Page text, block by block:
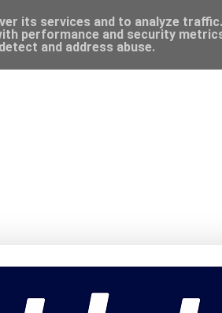
its services and to analyze
performance and security
and address abuse.